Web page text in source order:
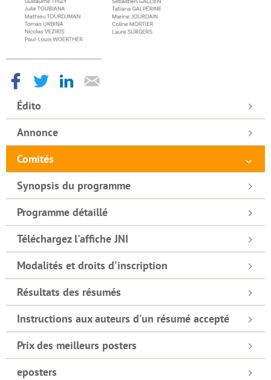
Édito
Annonce
Comités
Synopsis du programme
Programme détaillé
Téléchargez l'affiche JNI
Modalités et droits d'inscription
Résultats des résumés
Instructions aux auteurs d'un résumé accepté
Prix des meilleurs posters
eposters